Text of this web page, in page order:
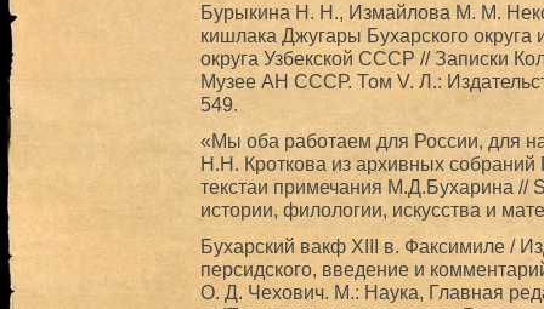
Бурыкина Н. Н., Измайлова М. М.
кишлака Джугары Бухарского
округа Узбекской СССР // Записки
Музее АН СССР. Том V. Л.:
549.
«Мы оба работаем для России, для
Н.Н. Кроткова из архивных собраний
текстаи примечания М.Д.Бухарина //
истории, филологии, искусства и
Бухарский вакф ХIII в. Факсимиле /
персидского, введение и
О. Д. Чехович. М.: Наука, Главная